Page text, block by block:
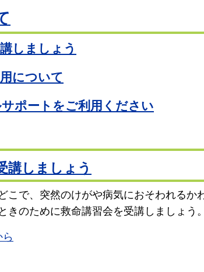
しましょう
について
ポートをご利用ください
講しましょう
こで、突然のけがや病気におそわれるか
きのために救命講習会を受講しましょう。